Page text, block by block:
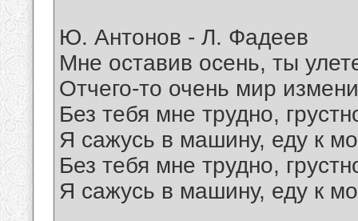
Ю. Антонов - Л. Фадеев
Мне оставив осень, ты
Отчего-то очень мир
Без тебя мне трудно,
Я сажусь в машину, еду к
Без тебя мне трудно,
Я сажусь в машину, еду к